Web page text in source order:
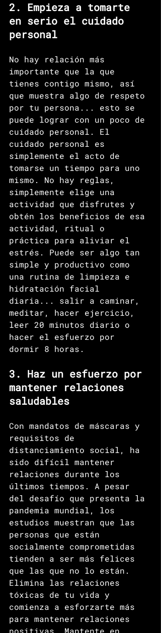
2. Empieza a tomarte
en serio el cuidado
personal
No hay relación más
importante que la que
tienes contigo mismo, así
que muestra algo de respeto
por tu persona... esto se
puede lograr con un poco de
cuidado personal. El
cuidado personal es
simplemente el acto de
tomarse un tiempo para uno
mismo. No hay reglas,
simplemente elige una
actividad que disfrutes y
obtén los beneficios de esa
actividad, ritual o
práctica para aliviar el
estrés. Puede ser algo tan
simple y productivo como
una rutina de limpieza e
hidratación facial
diaria... salir a caminar,
meditar, hacer ejercicio,
leer 20 minutos diario o
hacer el esfuerzo por
dormir 8 horas.
3. Haz un esfuerzo por
mantener relaciones
saludables
Con mandatos de máscaras y
requisitos de
distanciamiento social, ha
sido difícil mantener
relaciones durante los
últimos tiempos. A pesar
del desafío que presenta la
pandemia mundial, los
estudios muestran que las
personas que están
socialmente comprometidas
tienden a ser más felices
que las que no lo están.
Elimina las relaciones
tóxicas de tu vida y
comienza a esforzarte más
para mantener relaciones